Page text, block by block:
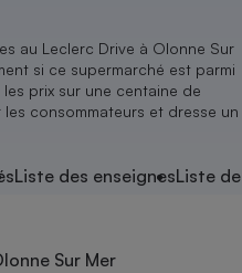
au Leclerc Drive à Olonne Sur
si ce supermarché est parmi
prix sur une centaine de
consommateurs et dresse un
Liste des enseignesListe
Sur Mer
Agriculture
Produit alimentaire
Achat - Vente - Location
Carburant
Magasin - Grande surface
Marketing - Fidélisation
Air
Eau
Location
Sport
Vacances - Tourisme
électrique
Senior
Service marchand
locale
Ensemble